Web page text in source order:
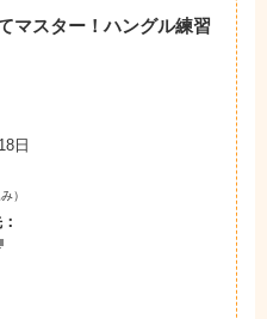
スター！ハングル練習
日
）